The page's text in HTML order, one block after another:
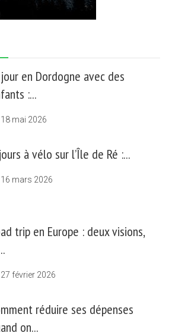
en Dordogne avec des
:...
18 mai 2026
à vélo sur l’Île de Ré :...
16 mars 2026
trip en Europe : deux visions,
27 février 2026
réduire ses dépenses
on...